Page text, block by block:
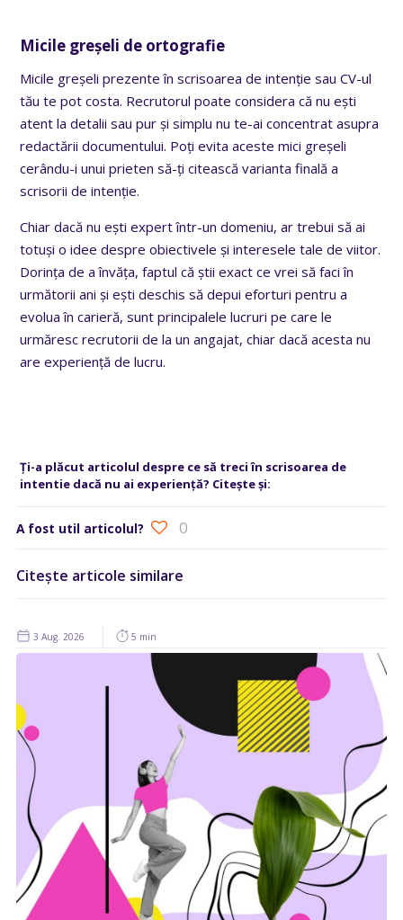
Micile greșeli de ortografie
Micile greșeli prezente în scrisoarea de intenție sau CV-ul
tău te pot costa. Recrutorul poate considera că nu ești
atent la detalii sau pur și simplu nu te-ai concentrat asupra
redactării documentului. Poți evita aceste mici greșeli
cerându-i unui prieten să-ți citească varianta finală a
scrisorii de intenție.
Chiar dacă nu ești expert într-un domeniu, ar trebui să ai
totuși o idee despre obiectivele și interesele tale de viitor.
Dorința de a învăța, faptul că știi exact ce vrei să faci în
următorii ani și ești deschis să depui eforturi pentru a
evolua în carieră, sunt principalele lucruri pe care le
urmăresc recrutorii de la un angajat, chiar dacă acesta nu
are experiență de lucru.
Ți-a plăcut articolul despre ce să treci în scrisoarea de
intentie dacă nu ai experiență? Citește și:
A fost util articolul? 0
Citește articole similare
3 Aug. 2026 5 min